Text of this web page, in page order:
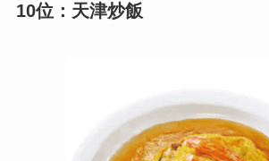
10位：天津炒飯